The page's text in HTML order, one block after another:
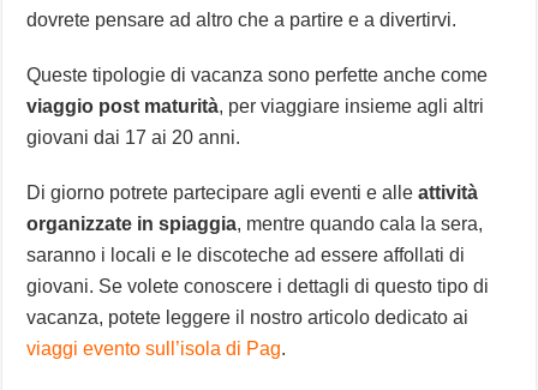
dovrete pensare ad altro che a partire e a divertirvi.
Queste tipologie di vacanza sono perfette anche come
viaggio post maturità, per viaggiare insieme agli altri
giovani dai 17 ai 20 anni.
Di giorno potrete partecipare agli eventi e alleattività
organizzate in spiaggia, mentre quando cala la sera,
saranno i locali e le discoteche ad essere affollati di
giovani. Se volete conoscere i dettagli di questo tipo di
vacanza, potete leggere il nostro articolo dedicato ai
viaggi evento sull’isola di Pag.